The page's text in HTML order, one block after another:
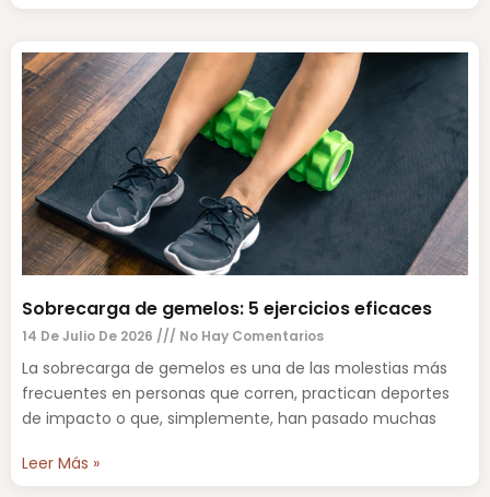
Sobrecarga de gemelos: 5 ejercicios eficaces
14 De Julio De 2026 No Hay Comentarios
La sobrecarga de gemelos es una de las molestias más
frecuentes en personas que corren, practican deportes
de impacto o que, simplemente, han pasado muchas
Leer Más »